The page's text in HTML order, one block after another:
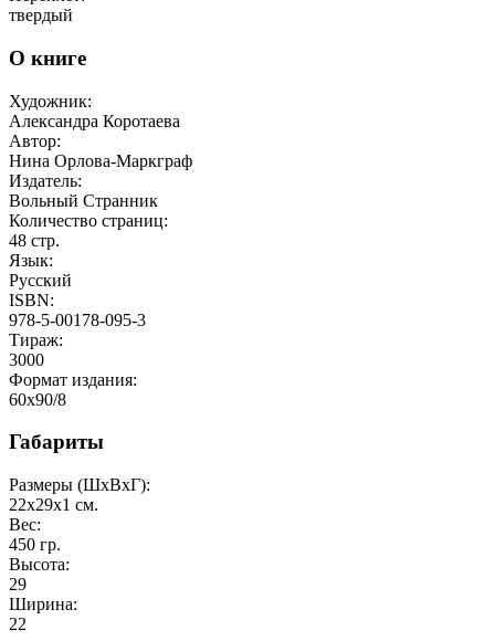
твердый
О книге
Художник:
Александра Коротаева
Автор:
Нина Орлова-Маркграф
Издатель:
Вольный Странник
Количество страниц:
48 стр.
Язык:
Русский
ISBN:
978-5-00178-095-3
Тираж:
3000
Формат издания:
60x90/8
Габариты
Размеры (ШxВxГ):
22x29x1 см.
Вес:
450 гр.
Высота:
29
Ширина:
22